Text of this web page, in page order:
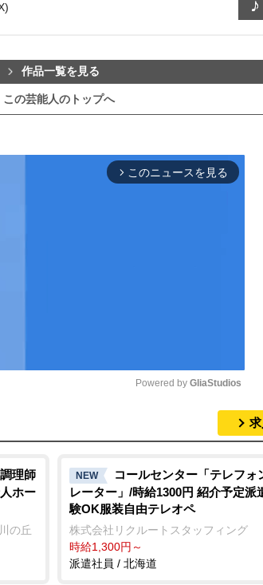
作品一覧を見る
この芸能人のトップへ
arrow_forward_ios このニュースを見る
t
e
Powered by GliaStudios
理師
ホー
の丘
NEW
コールセンター「テレフォ
レーター」/時給1300円 紹介予定派
験OK服装自由テレオペ
株式会社リクルートスタッフィング
時給1,300円～
派遣社員 / 北海道